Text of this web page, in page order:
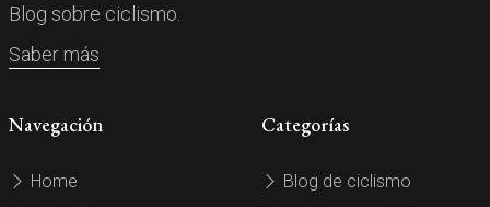
Blog sobre ciclismo.
Saber más
Navegación
Home
Categorías
Blog de ciclismo